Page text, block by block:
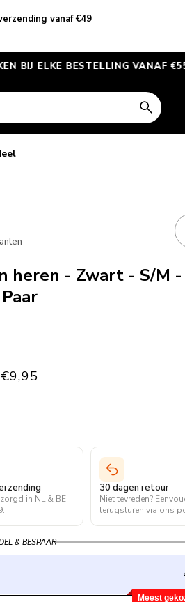
vanaf €49
BESTELLING VANAF €55 ✦
heren - Zwart - S/M
Paar
Normale
€9,95
in NL & BE
30 dagen retour
Niet tevreden?
terugsturen via ons
& BESPAAR
Meest